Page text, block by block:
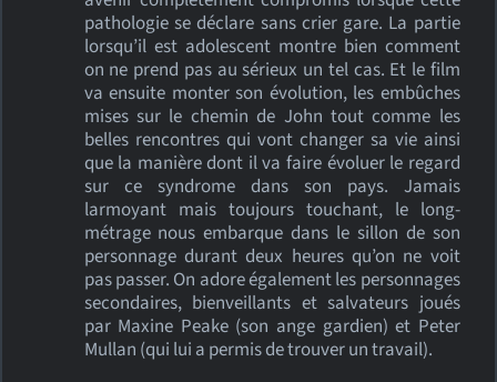
pathologie se déclare sans crier gare. La partie
lorsqu’il est adolescent montre bien comment
on ne prend pas au sérieux un tel cas. Et le film
va ensuite monter son évolution, les embûches
mises sur le chemin de John tout comme les
belles rencontres qui vont changer sa vie ainsi
que la manière dont il va faire évoluer le regard
sur ce syndrome dans son pays. Jamais
larmoyant mais toujours touchant, le long-
métrage nous embarque dans le sillon de son
personnage durant deux heures qu’on ne voit
pas passer. On adore également les personnages
secondaires, bienveillants et salvateurs joués
par Maxine Peake (son ange gardien) et Peter
Mullan (qui lui a permis de trouver un travail).